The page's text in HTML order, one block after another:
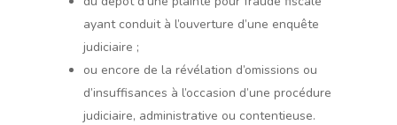
ayant conduit à l’ouverture d’une enquête
judiciaire ;
ou encore de la révélation d’omissions ou
d’insuffisances à l’occasion d’une procédure
judiciaire, administrative ou contentieuse.